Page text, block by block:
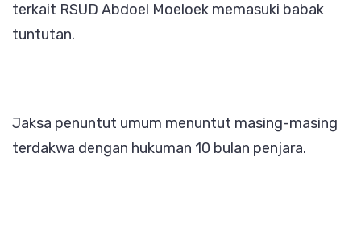
terkait RSUD Abdoel Moeloek memasuki babak
tuntutan.
Jaksa penuntut umum menuntut masing-masing
terdakwa dengan hukuman 10 bulan penjara.